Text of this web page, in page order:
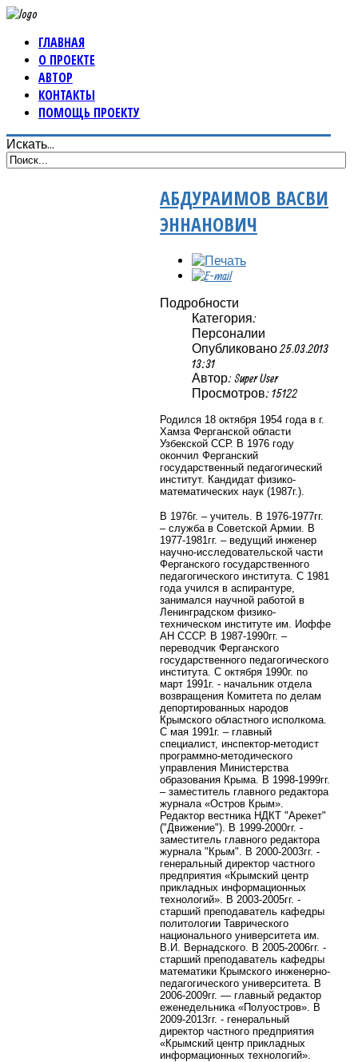
ГЛАВНАЯ
О ПРОЕКТЕ
АВТОР
КОНТАКТЫ
ПОМОЩЬ ПРОЕКТУ
Искать...
АБДУРАИМОВ ВАСВИ
ЭННАНОВИЧ
Подробности
Категория:
Персоналии
Опубликовано 25.03.2013
13:31
Автор: Super User
Просмотров: 15122
Родился 18 октября 1954 года в г.
Хамза Ферганской области
Узбекской ССР. В 1976 году
окончил Ферганский
государственный педагогический
институт. Кандидат физико-
математических наук (1987г.).
В 1976г. – учитель. В 1976-1977гг.
– служба в Советской Армии. В
1977-1981гг. – ведущий инженер
научно-исследовательской части
Ферганского государственного
педагогического института. С 1981
года учился в аспирантуре,
занимался научной работой в
Ленинградском физико-
техническом институте им. Иоффе
АН СССР. В 1987-1990гг. –
переводчик Ферганского
государственного педагогического
института. С октября 1990г. по
март 1991г. - начальник отдела
возвращения Комитета по делам
депортированных народов
Крымского областного исполкома.
С мая 1991г. – главный
специалист, инспектор-методист
программно-методического
управления Министерства
образования Крыма. В 1998-1999гг.
– заместитель главного редактора
журнала «Остров Крым».
Редактор вестника НДКТ "Арекет"
("Движение"). В 1999-2000гг. -
заместитель главного редактора
журнала "Крым".
В 2000-2003гг. -
генеральный директор частного
предприятия «Крымский центр
прикладных информационных
технологий». В 2003-2005гг. -
старший преподаватель кафедры
политологии Таврического
национального университета им.
В.И. Вернадского. В 2005-2006гг. -
старший преподаватель кафедры
математики Крымского инженерно-
педагогического университета. В
2006-2009гг. — главный редактор
еженедельника «Полуостров». В
2009-2013гг. - генеральный
директор частного предприятия
«Крымский центр прикладных
информационных технологий».